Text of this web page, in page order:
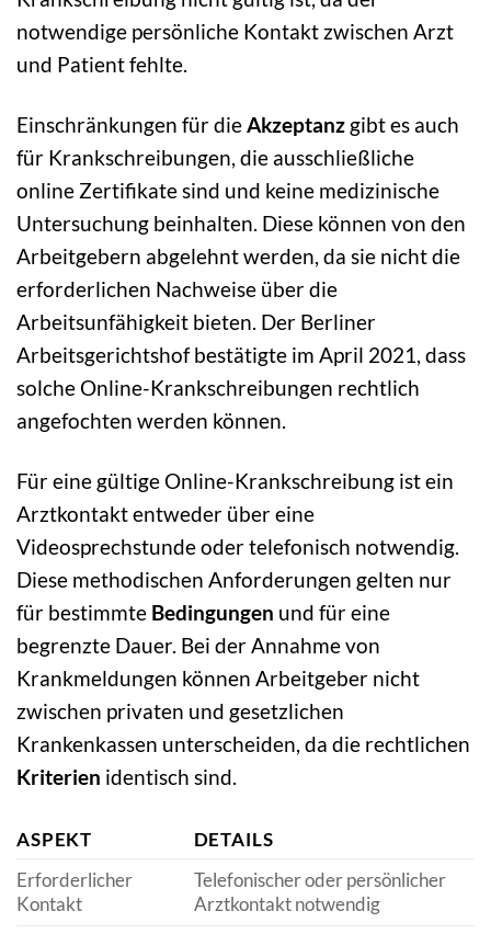
notwendige persönliche Kontakt zwischen Arzt
und Patient fehlte.
Einschränkungen für dieAkzeptanz gibt es auch
für Krankschreibungen, die ausschließliche
online Zertifikate sind und keine medizinische
Untersuchung beinhalten. Diese können von den
Arbeitgebern abgelehnt werden, da sie nicht die
erforderlichen Nachweise über die
Arbeitsunfähigkeit bieten. Der Berliner
Arbeitsgerichtshof bestätigte im April 2021, dass
solche Online-Krankschreibungen rechtlich
angefochten werden können.
Für eine gültige Online-Krankschreibung ist ein
Arztkontakt entweder über eine
Videosprechstunde oder telefonisch notwendig.
Diese methodischen Anforderungen gelten nur
für bestimmte Bedingungen und für eine
begrenzte Dauer. Bei der Annahme von
Krankmeldungen können Arbeitgeber nicht
zwischen privaten und gesetzlichen
Krankenkassen unterscheiden, da die rechtlichen
Kriterien identisch sind.
ASPEKT
DETAILS
Erforderlicher
Kontakt
Telefonischer oder persönlicher
Arztkontakt notwendig